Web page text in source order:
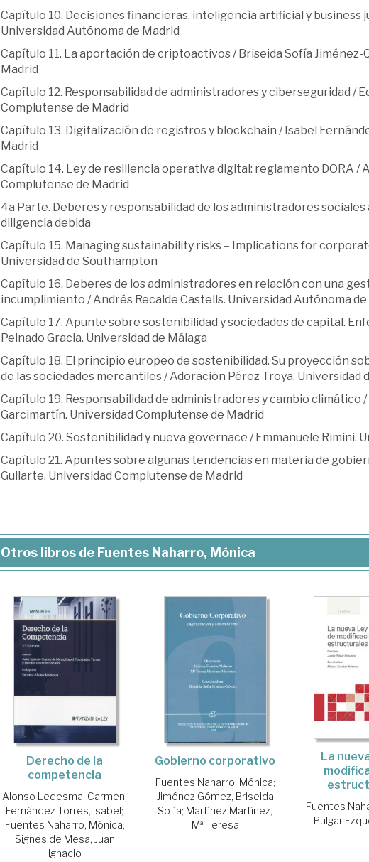
Capítulo 10. Decisiones financieras, inteligencia artificial y business
Universidad Autónoma de Madrid
Capítulo 11. La aportación de criptoactivos / Briseida Sofía Jiménez-
Madrid
Capítulo 12. Responsabilidad de administradores y ciberseguridad /
Complutense de Madrid
Capítulo 13. Digitalización de registros y blockchain / Isabel
Madrid
Capítulo 14. Ley de resiliencia operativa digital: reglamento DORA /
Complutense de Madrid
4a Parte. Deberes y responsabilidad de los administradores
diligencia debida
Capítulo 15. Managing sustainability risks – Implications for
Universidad de Southampton
Capítulo 16. Deberes de los administradores en relación con una
incumplimiento / Andrés Recalde Castells. Universidad Autónoma
Capítulo 17. Apunte sobre sostenibilidad y sociedades de capital.
Peinado Gracia. Universidad de Málaga
Capítulo 18. El principio europeo de sostenibilidad. Su proyección
de las sociedades mercantiles / Adoración Pérez Troya. Universidad
Capítulo 19. Responsabilidad de administradores y cambio climático
Garcimartín. Universidad Complutense de Madrid
Capítulo 20. Sostenibilidad y nueva governace / Emmanuele Rimini.
Capítulo 21. Apuntes sobre algunas tendencias en materia de
Guilarte. Universidad Complutense de Madrid
Otros libros de Fuentes Naharro, Mónica
Derecho de la
competencia
Alonso Ledesma, Carmen;
Fernández Torres, Isabel;
Fuentes Naharro, Mónica;
Signes de Mesa, Juan
Ignacio
Gobierno corporativo
Fuentes Naharro, Mónica;
Jiménez Gómez, Briseida
Sofía; Martínez Martínez,
Mª Teresa
La
Fuentes
Pulgar